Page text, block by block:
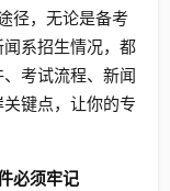
径，无论是备考
系招生情况，都
考试流程、新闻
键点，让你的专
必须牢记